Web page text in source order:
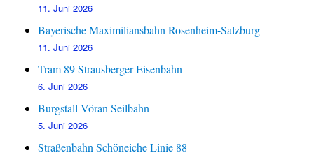
11. Juni 2026
Bayerische Maximiliansbahn Rosenheim-Salzburg
11. Juni 2026
Tram 89 Strausberger Eisenbahn
6. Juni 2026
Burgstall-Vöran Seilbahn
5. Juni 2026
Straßenbahn Schöneiche Linie 88